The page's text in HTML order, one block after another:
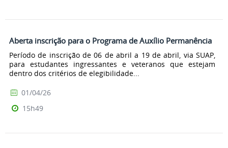
Aberta inscrição para o Programa de Auxílio Permanência
Período de inscrição de 06 de abril a 19 de abril, via SUAP,
para estudantes ingressantes e veteranos que estejam
dentro dos critérios de elegibilidade...
01/04/26
15h49